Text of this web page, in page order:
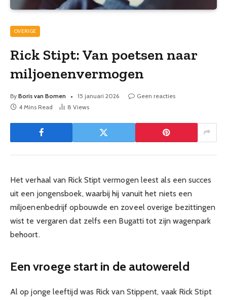
OVERIGE
Rick Stipt: Van poetsen naar
miljoenenvermogen
By Boris van Bomen 15 januari 2026
Geen reacties
4 Mins Read
8 Views
Het verhaal van Rick Stipt vermogen leest als een succes
uit een jongensboek, waarbij hij vanuit het niets een
miljoenenbedrijf opbouwde en zoveel overige bezittingen
wist te vergaren dat zelfs een Bugatti tot zijn wagenpark
behoort.
Een vroege start in de autowereld
Al op jonge leeftijd was Rick van Stippent, vaak Rick Stipt